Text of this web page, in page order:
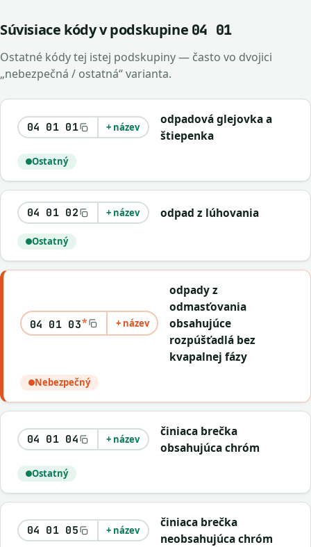
Súvisiace kódy v podskupine 04 01
Ostatné kódy tej istej podskupiny — často vo dvojici
„nebezpečná / ostatná“ varianta.
04 01 01 + název
odpadová glejovka a
štiepenka
Ostatný
04 01 02 + název odpad z lúhovania
Ostatný
04 01 03* + název
odpady z
odmasťovania
obsahujúce
rozpúšťadlá bez
kvapalnej fázy
Nebezpečný
04 01 04 + název
činiaca brečka
obsahujúca chróm
Ostatný
04 01 05 + název
činiaca brečka
neobsahujúca chróm